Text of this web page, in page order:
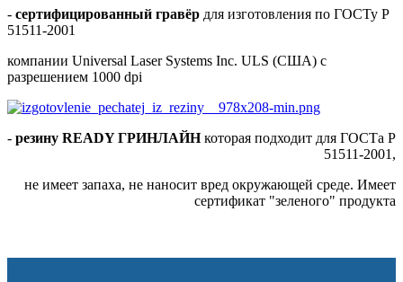
- сертифицированный гравёр для изготовления по ГОСТу Р
51511-2001
компании Universal Laser Systems Inc. ULS (США) с
разрешением 1000 dpi
- резину READY ГРИНЛАЙНкоторая подходит для ГОСТа Р
51511-2001,
не имеет запаха, не наносит вред окружающей среде. Имеет
сертификат "зеленого" продукта